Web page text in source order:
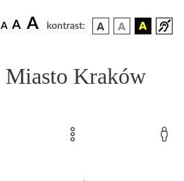
A A A kontrast:
Miasto Kraków